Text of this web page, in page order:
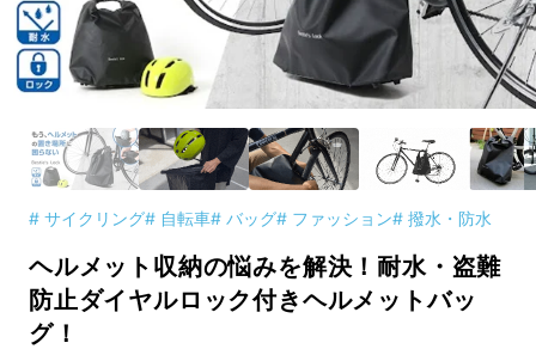
# サイクリング# 自転車# バッグ# ファッション# 撥水・防水
ヘルメット収納の悩みを解決！耐水・盗難
防止ダイヤルロック付きヘルメットバッ
グ！